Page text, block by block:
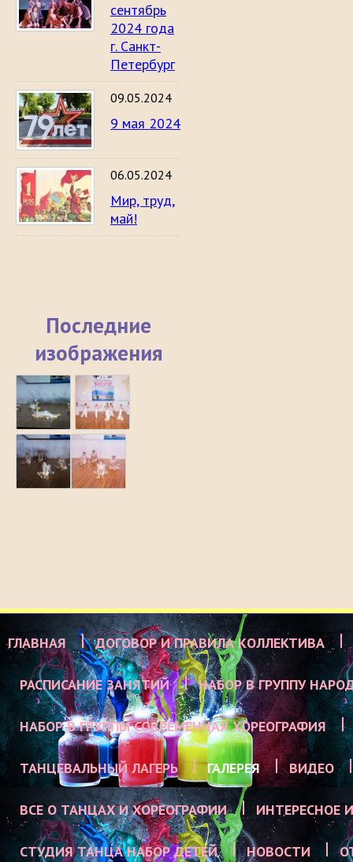
сентябрь
2024 года
г. Санкт-
Петербург
09.05.2024
9 мая 2024
06.05.2024
Мир, труд,
май!
Последние
изображения
ГЛАВНАЯ ДОГОВОР И ПРАВИЛА КОЛЛЕКТИВА
РАСПИСАНИЕ ЗАНЯТИЙ НАБОР В ГРУППУ
НАБОР В ГРУППЫ СОВРЕМЕННАЯ ХОРЕОГРАФИЯ
ТАНЦЕВАЛЬНЫЙ ЛАГЕРЬ ГАЛЕРЕЯ ВИДЕО
ВСЕ О ТАНЦАХ И ХОРЕОГРАФИИ ИНТЕРЕСНОЕ
СТУДИЯ ТАНЦА НАБОР ДЕТЕЙ НОВОСТИ